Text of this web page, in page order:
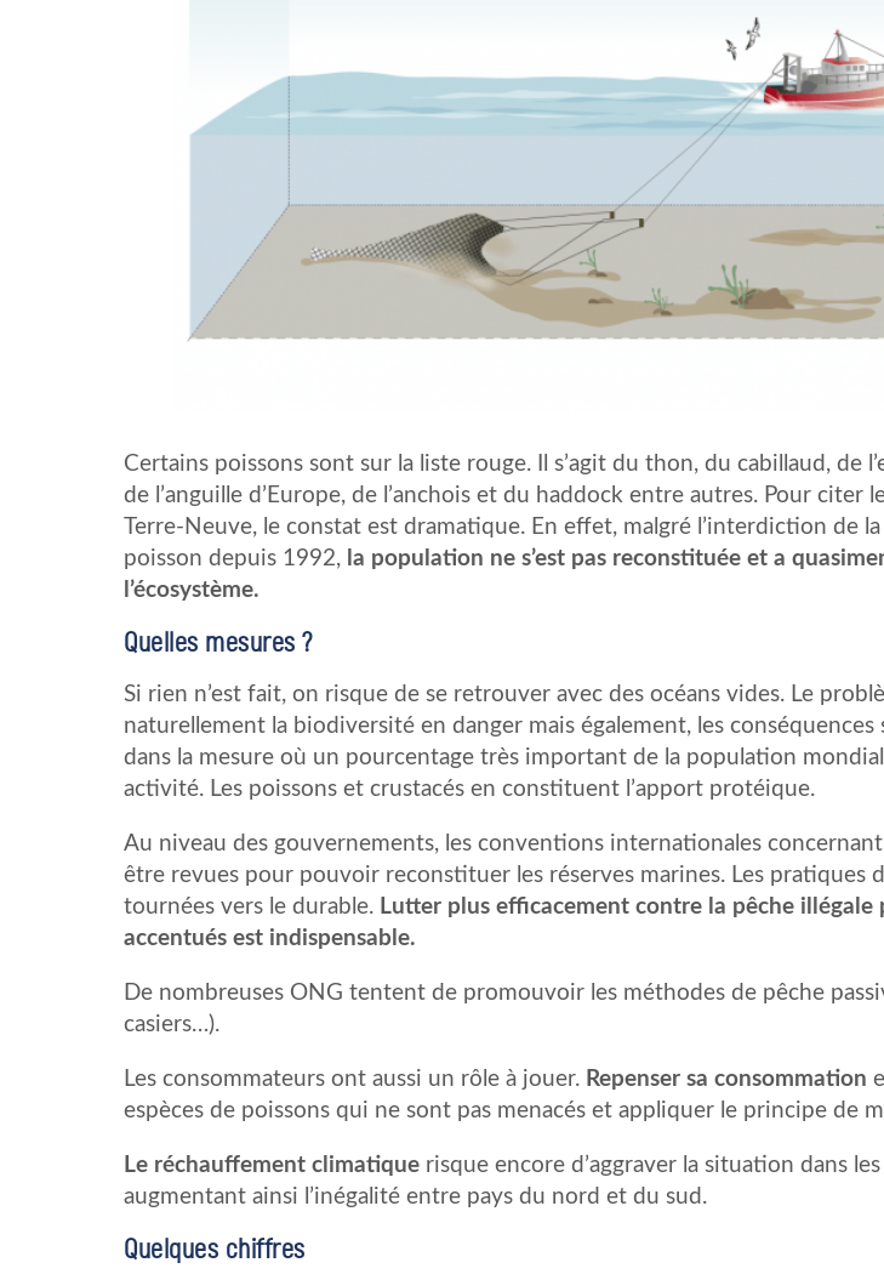
Certains poissons sont sur la liste rouge. Il s’agit du thon, du cabillaud, de
de l’anguille d’Europe, de l’anchois et du haddock entre autres. Pour citer
Terre-Neuve, le constat est dramatique. En effet, malgré l’interdiction de
poisson depuis 1992, la population ne s’est pas reconstituée et a
l’écosystème.
Quelles mesures ?
Si rien n’est fait, on risque de se retrouver avec des océans vides. Le
naturellement la biodiversité en danger mais également, les
dans la mesure où un pourcentage très important de la population
activité. Les poissons et crustacés en constituent l’apport protéique.
Au niveau des gouvernements, les conventions internationales
être revues pour pouvoir reconstituer les réserves marines. Les pratiques
tournées vers le durable. Lutter plus efficacement contre la pêche illégale
accentués est indispensable.
De nombreuses ONG tentent de promouvoir les méthodes de pêche
casiers…).
Les consommateurs ont aussi un rôle à jouer. Repenser sa consommation
espèces de poissons qui ne sont pas menacés et appliquer le principe de
Le réchauffement climatique risque encore d’aggraver la situation dans
augmentant ainsi l’inégalité entre pays du nord et du sud.
Quelques chiffres